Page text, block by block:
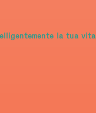
la tua vita